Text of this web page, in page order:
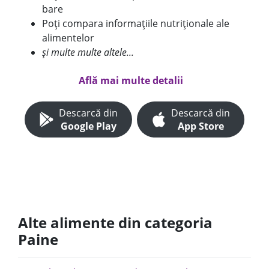
bare
Poți compara informațiile nutriționale ale
alimentelor
și multe multe altele...
Află mai multe detalii
Descarcă din
Google Play
Descarcă din
App Store
Alte alimente din categoria
Paine